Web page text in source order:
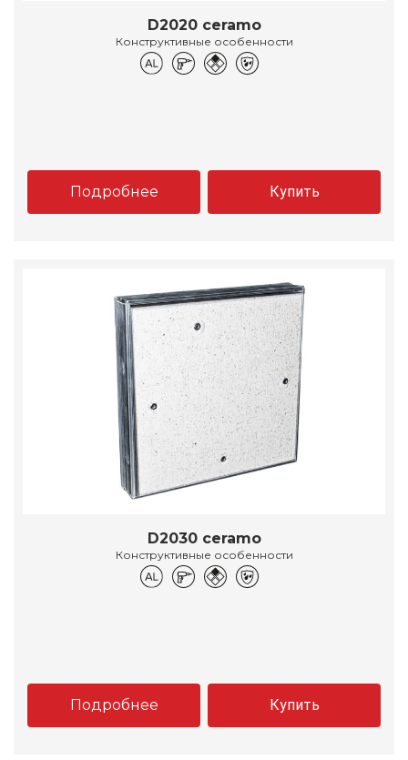
D2020 ceramo
Конструктивные особенности
Подробнее Купить
D2030 ceramo
Конструктивные особенности
Подробнее Купить